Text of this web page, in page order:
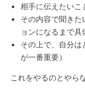
相手に伝えたいこ
その内容で聞き
ョンになるまで具
その上で、自分
が一番重要）
これをやるのとやら